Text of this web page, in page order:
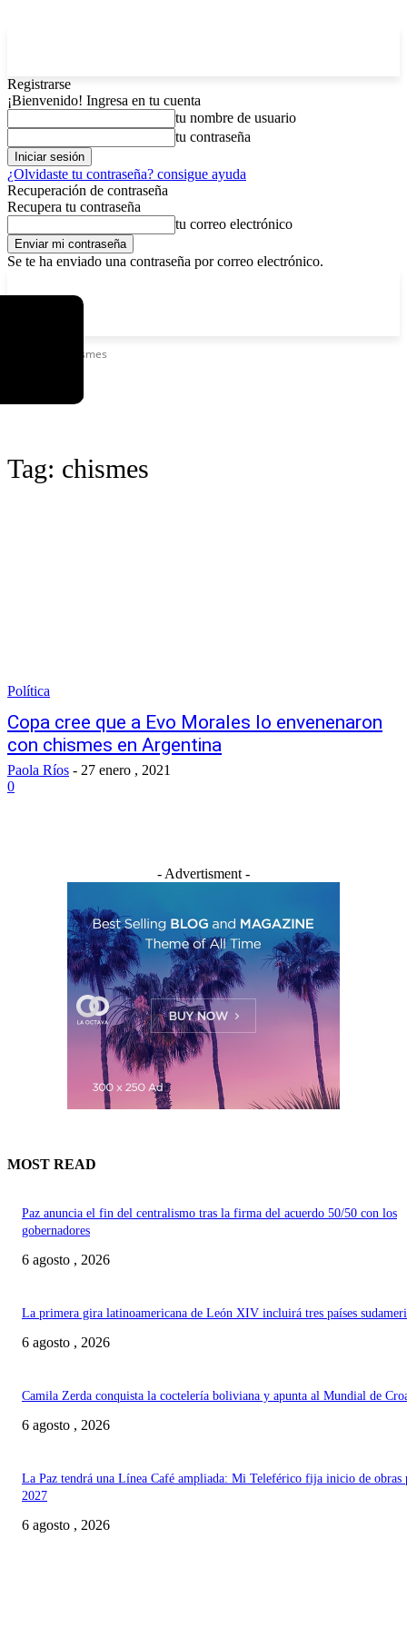
Registrarse
¡Bienvenido! Ingresa en tu cuenta
tu nombre de usuario
tu contraseña
¿Olvidaste tu contraseña? consigue ayuda
Recuperación de contraseña
Recupera tu contraseña
tu correo electrónico
Se te ha enviado una contraseña por correo electrónico.
Chismes
Tag: chismes
Política
Copa cree que a Evo Morales lo envenenaron
con chismes en Argentina
Paola Ríos - 27 enero , 2021
0
- Advertisment -
MOST READ
Paz anuncia el fin del centralismo tras la firma del acuerdo 50/50 con los
gobernadores
6 agosto , 2026
La primera gira latinoamericana de León XIV incluirá tres países
6 agosto , 2026
Camila Zerda conquista la coctelería boliviana y apunta al Mundial de
6 agosto , 2026
La Paz tendrá una Línea Café ampliada: Mi Teleférico fija inicio de obras
2027
6 agosto , 2026